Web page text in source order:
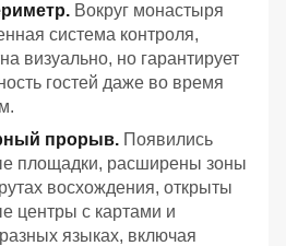
Вокруг монастыря
система контроля,
визуально, но гарантирует
гостей даже во время
прорыв. Появились
площадки, расширены зоны
восхождения, открыты
центры с картами и
языках, включая